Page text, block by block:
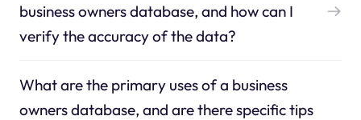
business owners database, and how can I
verify the accuracy of the data?
What are the primary uses of a business
owners database, and are there specific tips